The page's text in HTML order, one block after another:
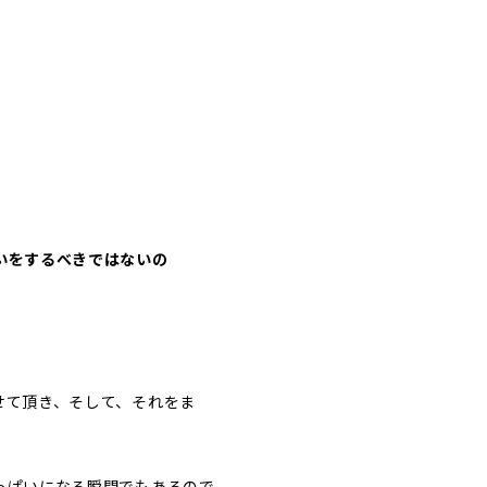
するべきではないの
頂き、そして、それをま